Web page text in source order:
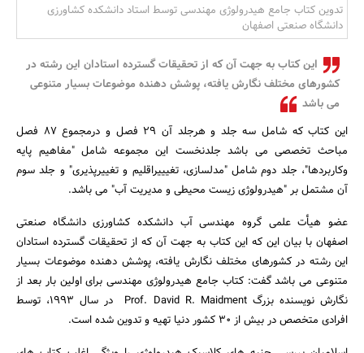
تدوین کتاب جامع هیدرولوژی مهندسی توسط استاد دانشکده کشاورزی
دانشگاه صنعتی اصفهان
این کتاب به جهت آن که از تحقیقات گسترده استادان این رشته در
کشورهای مختلف نگارش یافته، پوشش دهنده موضوعات بسیار متنوعی
می باشد
این کتاب که شامل سه جلد و هرجلد آن 29 فصل و درمجموع 87 فصل
مباحث تخصصی می باشد جلدنخست این مجموعه شامل "مفاهیم پایه
وکاربردها"، جلد دوم شامل "مدلسازی، تغیییراقلیم و تغییرپذیری" و جلد سوم
آن مشتمل بر "هیدرولوژی زیست محیطی و مدیریت آب" می باشد.
عضو هیأت علمی گروه مهندسی آب دانشکده کشاورزی دانشگاه صنعتی
اصفهان با بیان این که این کتاب به جهت آن که از تحقیقات گسترده استادان
این رشته در کشورهای مختلف نگارش یافته، پوشش دهنده موضوعات بسیار
متنوعی می باشد گفت: کتاب جامع هیدرولوژی مهندسی برای اولین بار بعد از
نگارش نویسنده بزرگ Prof. David R. Maidment در سال 1993، توسط
افرادی متخصص در بیش از 30 کشور دنیا تهیه و تدوین شده است.